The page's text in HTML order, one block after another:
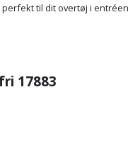
til dit overtøj i
17883